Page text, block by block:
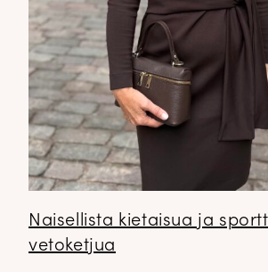
Naisellista kietaisua ja
vetoketjua